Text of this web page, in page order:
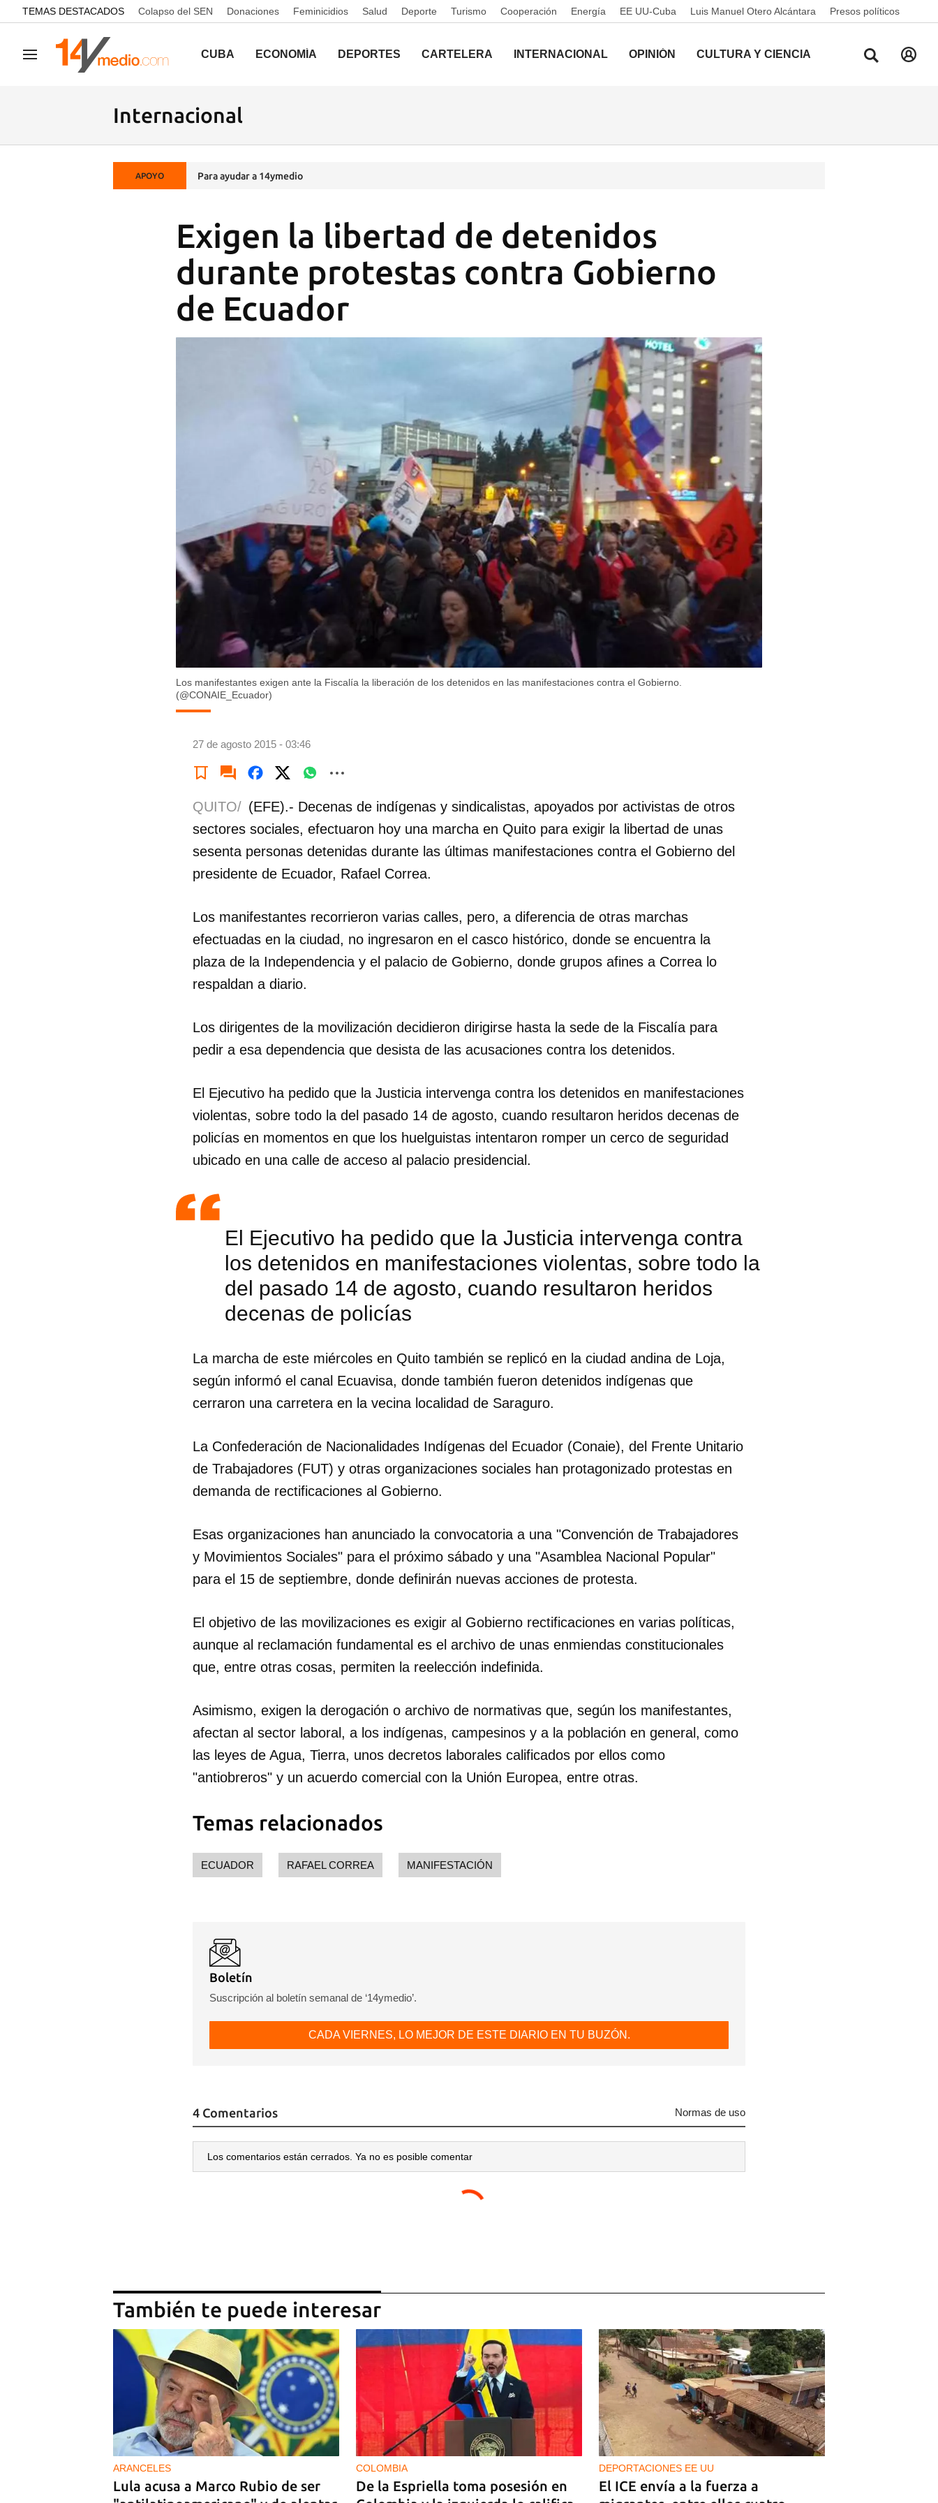
common.go-to-content
TEMAS DESTACADOS Colapso del SEN Donaciones Feminicidios Salud Deporte Turismo Cooperación Energía EE UU-Cuba Luis Manuel Otero Alcántara Presos políticos
Navegación CUBA ECONOMÍA DEPORTES CARTELERA INTERNACIONAL OPINIÓN CULTURA Y CIENCIA
Internacional
APOYO Para ayudar a 14ymedio
Exigen la libertad de detenidos
durante protestas contra Gobierno
de Ecuador
Los manifestantes exigen ante la Fiscalía la liberación de los detenidos en las manifestaciones contra el Gobierno.
(@CONAIE_Ecuador)
27 de agosto 2015 - 03:46
Para poder guardar como favorito, primero has de iniciar sesión con tu
cuenta de 14ymedio.
QUITO/ (EFE).- Decenas de indígenas y sindicalistas, apoyados por activistas de otros
sectores sociales, efectuaron hoy una marcha en Quito para exigir la libertad de unas
sesenta personas detenidas durante las últimas manifestaciones contra el Gobierno del
presidente de Ecuador, Rafael Correa.
Los manifestantes recorrieron varias calles, pero, a diferencia de otras marchas
efectuadas en la ciudad, no ingresaron en el casco histórico, donde se encuentra la
plaza de la Independencia y el palacio de Gobierno, donde grupos afines a Correa lo
respaldan a diario.
Los dirigentes de la movilización decidieron dirigirse hasta la sede de la Fiscalía para
pedir a esa dependencia que desista de las acusaciones contra los detenidos.
El Ejecutivo ha pedido que la Justicia intervenga contra los detenidos en manifestaciones
violentas, sobre todo la del pasado 14 de agosto, cuando resultaron heridos decenas de
policías en momentos en que los huelguistas intentaron romper un cerco de seguridad
ubicado en una calle de acceso al palacio presidencial.
El Ejecutivo ha pedido que la Justicia intervenga contra
los detenidos en manifestaciones violentas, sobre todo la
del pasado 14 de agosto, cuando resultaron heridos
decenas de policías
La marcha de este miércoles en Quito también se replicó en la ciudad andina de Loja,
según informó el canal Ecuavisa, donde también fueron detenidos indígenas que
cerraron una carretera en la vecina localidad de Saraguro.
La Confederación de Nacionalidades Indígenas del Ecuador (Conaie), del Frente Unitario
de Trabajadores (FUT) y otras organizaciones sociales han protagonizado protestas en
demanda de rectificaciones al Gobierno.
Esas organizaciones han anunciado la convocatoria a una "Convención de Trabajadores
y Movimientos Sociales" para el próximo sábado y una "Asamblea Nacional Popular"
para el 15 de septiembre, donde definirán nuevas acciones de protesta.
El objetivo de las movilizaciones es exigir al Gobierno rectificaciones en varias políticas,
aunque al reclamación fundamental es el archivo de unas enmiendas constitucionales
que, entre otras cosas, permiten la reelección indefinida.
Asimismo, exigen la derogación o archivo de normativas que, según los manifestantes,
afectan al sector laboral, a los indígenas, campesinos y a la población en general, como
las leyes de Agua, Tierra, unos decretos laborales calificados por ellos como
"antiobreros" y un acuerdo comercial con la Unión Europea, entre otras.
Temas relacionados
ECUADOR RAFAEL CORREA MANIFESTACIÓN
Boletín
Suscripción al boletín semanal de ‘14ymedio’.
CADA VIERNES, LO MEJOR DE ESTE DIARIO EN TU BUZÓN.
4 Comentarios Normas de uso
Los comentarios están cerrados. Ya no es posible comentar
También te puede interesar
ARANCELES
Lula acusa a Marco Rubio de ser
COLOMBIA
De la Espriella toma posesión en
DEPORTACIONES EE UU
El ICE envía a la fuerza a